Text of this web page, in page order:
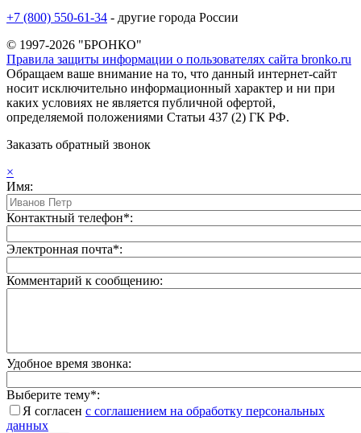
+7 (800) 550-61-34 - другие города России
© 1997-2026 "БРОНКО"
Правила защиты информации о пользователях сайта bronko.ru
Обращаем ваше внимание на то, что данный интернет-сайт
носит исключительно информационный характер и ни при
каких условиях не является публичной офертой,
определяемой положениями Статьи 437 (2) ГК РФ.
Заказать обратный звонок
×
Имя:
Контактный телефон*:
Электронная почта*:
Комментарий к сообщению:
Удобное время звонка:
Выберите тему*:
Я согласен с соглашением на обработку персональных
данных